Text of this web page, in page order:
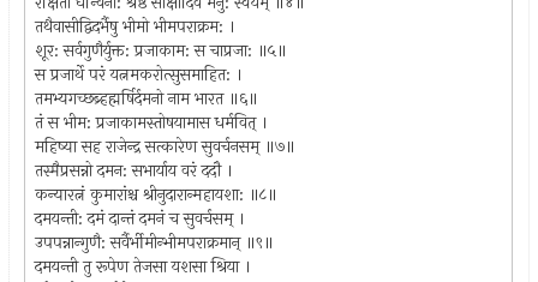
तथैवासीद्विदर्भैषु भीमो भीमपराक्रम: ।
शूर: सर्वगुणैर्युक्त: प्रजाकाम: स चाप्रजा: ॥५॥
स प्रजार्थे परं यत्नमकरोत्सुसमाहित: ।
तमभ्यगच्छब्र्हह्मर्षिर्दमनो नाम भारत ॥६॥
तं स भीम: प्रजाकामस्तोषयामास धर्मवित् ।
महिष्या सह राजेन्द्र सत्कारेण सुवर्चनसम् ॥७॥
तस्मैप्रसन्नो दमन: सभार्याय वरं ददौ ।
कन्यारत्नं कुमारांश्च श्रीनुदारान्महायशा: ॥८॥
दमयन्ती: दमं दान्तं दमनं च सुवर्चसम् ।
उपपन्नान्गुणै: सर्वैर्भीमीन्भीमपराक्रमान् ॥९॥
दमयन्ती तु रूपेण तेजसा यशसा श्रिया ।